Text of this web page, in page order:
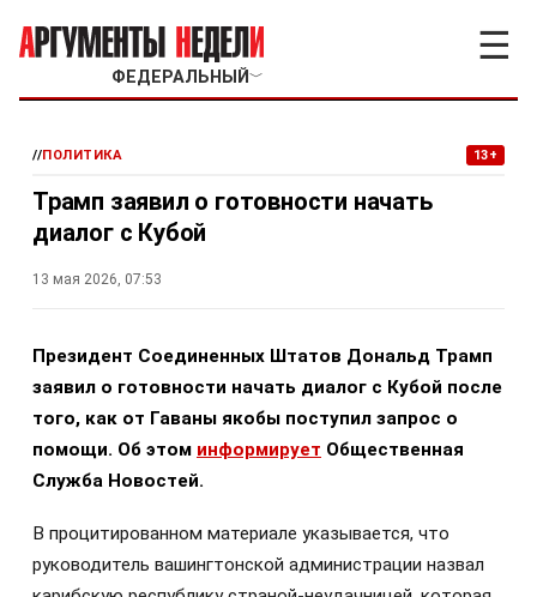
ФЕДЕРАЛЬНЫЙ ﹀
☰
//ПОЛИТИКА 13+
Трамп заявил о готовности начать
диалог с Кубой
13 мая 2026, 07:53
Президент Соединенных Штатов Дональд Трамп
заявил о готовности начать диалог с Кубой после
того, как от Гаваны якобы поступил запрос о
помощи. Об этом информирует Общественная
Служба Новостей.
В процитированном материале указывается, что
руководитель вашингтонской администрации назвал